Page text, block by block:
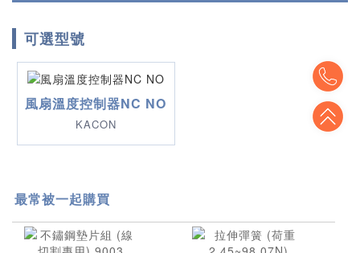
可選型號
風扇溫度控制器NC NO
KACON
最常被一起購買